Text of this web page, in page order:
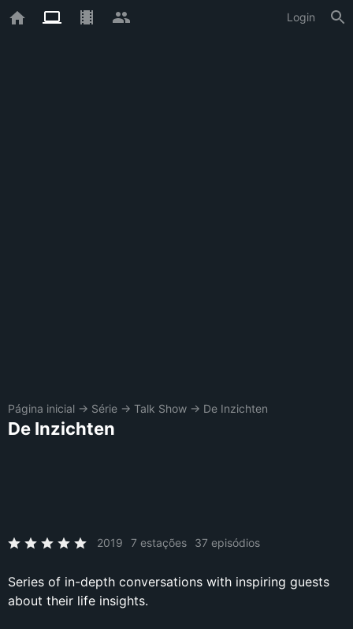
Login
Página inicial → Série → Talk Show → De Inzichten
De Inzichten
2019 7 estações 37 episódios
Series of in-depth conversations with inspiring guests
about their life insights.